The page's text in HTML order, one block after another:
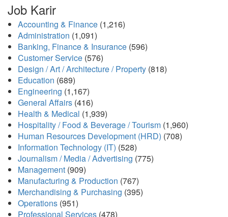
Job Karir
Accounting & Finance (1,216)
Administration (1,091)
Banking, Finance & Insurance (596)
Customer Service (576)
Design / Art / Architecture / Property (818)
Education (689)
Engineering (1,167)
General Affairs (416)
Health & Medical (1,939)
Hospitality / Food & Beverage / Tourism (1,960)
Human Resources Development (HRD) (708)
Information Technology (IT) (528)
Journalism / Media / Advertising (775)
Management (909)
Manufacturing & Production (767)
Merchandising & Purchasing (395)
Operations (951)
Professional Services (478)